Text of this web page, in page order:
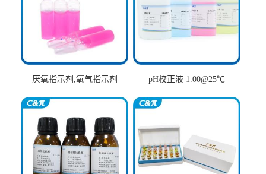
厌氧指示剂,氧气指示剂 pH校正液 1.00@25℃